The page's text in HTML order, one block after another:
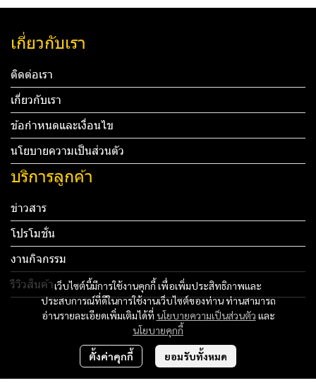
เว็บไซต์นี้มีการใช้งานคุกกี้ เพื่อเพิ่มประสิทธิภาพและ
ประสบการณ์ที่ดีในการใช้งานเว็บไซต์ของท่าน ท่านสามารถ
อ่านรายละเอียดเพิ่มเติมได้ที่ นโยบายความเป็นส่วนตัว และ
นโยบายคุกกี้
ตั้งค่าคุกกี้ ยอมรับทั้งหมด
เกี่ยวกับเรา
ติดต่อเรา
เกี่ยวกับเรา
ข้อกำหนดและเงื่อนไข
นโยบายความเป็นส่วนตัว
บริการลูกค้า
ข่าวสาร
โปรโมชั่น
งานกิจกรรม
รีวิวสินค้า
Tel: 012 345 67890 Email: mail@yourdomain.com